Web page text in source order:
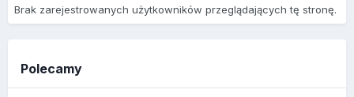
Brak zarejestrowanych użytkowników przeglądających tę stronę.
Polecamy